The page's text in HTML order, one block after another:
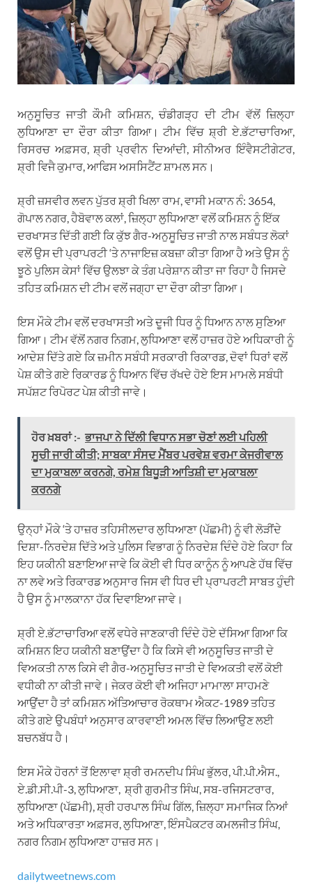
ਅਨੁਸੂਚਿਤ ਜਾਤੀ ਕੌਮੀ ਕਮਿਸ਼ਨ, ਚੰਡੀਗੜ੍ਹ ਦੀ ਟੀਮ ਵੱਲੋਂ ਜ਼ਿਲ੍ਹਾ
ਲੁਧਿਆਣਾ ਦਾ ਦੌਰਾ ਕੀਤਾ ਗਿਆ। ਟੀਮ ਵਿੱਚ ਸ਼੍ਰੀ ਏ.ਭੱਟਾਚਾਰਿਆ,
ਰਿਸਰਚ ਅਫ਼ਸਰ, ਸ਼੍ਰੀ ਪ੍ਰਵੀਨ ਦਿਆਂਦੀ, ਸੀਨੀਅਰ ਇੰਵੈਸਟੀਗੇਟਰ,
ਸ਼੍ਰੀ ਵਿਜੈ ਕੁਮਾਰ, ਆਫਿਸ ਅਸਸਿਟੈਂਟ ਸ਼ਾਮਲ ਸਨ।
ਸ਼੍ਰੀ ਜ਼ਸਵੀਰ ਲਵਨ ਪੁੱਤਰ ਸ਼੍ਰੀ ਖਿਲਾ ਰਾਮ, ਵਾਸੀ ਮਕਾਨ ਨੰ: 3654,
ਗੋਪਾਲ ਨਗਰ, ਹੈਬੋਵਾਲ ਕਲਾਂ, ਜ਼ਿਲ੍ਹਾ ਲੁਧਿਆਣਾ ਵਲੋਂ ਕਮਿਸ਼ਨ ਨੂੰ ਇੱਕ
ਦਰਖਾਸਤ ਦਿੱਤੀ ਗਈ ਕਿ ਕੁੱਝ ਗੈਰ-ਅਨੁਸੂਚਿਤ ਜਾਤੀ ਨਾਲ ਸਬੰਧਤ ਲੋਕਾਂ
ਵਲੋਂ ਉਸ ਦੀ ਪ੍ਰਾਪਰਟੀ ‘ਤੇ ਨਾਜਾਇਜ਼ ਕਬਜ਼ਾ ਕੀਤਾ ਗਿਆ ਹੈ ਅਤੇ ਉਸ ਨੂੰ
ਝੂਠੇ ਪੁਲਿਸ ਕੇਸਾਂ ਵਿੱਚ ਉਲਝਾ ਕੇ ਤੰਗ ਪਰੇਸ਼ਾਨ ਕੀਤਾ ਜਾ ਰਿਹਾ ਹੈ ਜਿਸਦੇ
ਤਹਿਤ ਕਮਿਸ਼ਨ ਦੀ ਟੀਮ ਵਲੋਂ ਜਗ੍ਹਾ ਦਾ ਦੌਰਾ ਕੀਤਾ ਗਿਆ।
ਇਸ ਮੌਕੇ ਟੀਮ ਵਲੋਂ ਦਰਖਾਸਤੀ ਅਤੇ ਦੂਜੀ ਧਿਰ ਨੂੰ ਧਿਆਨ ਨਾਲ ਸੁਣਿਆ
ਗਿਆ। ਟੀਮ ਵੱਲੋਂ ਨਗਰ ਨਿਗਮ, ਲੁਧਿਆਣਾ ਵਲੋਂ ਹਾਜ਼ਰ ਹੋਏ ਅਧਿਕਾਰੀ ਨੂੰ
ਆਦੇਸ਼ ਦਿੱਤੇ ਗਏ ਕਿ ਜ਼ਮੀਨ ਸਬੰਧੀ ਸਰਕਾਰੀ ਰਿਕਾਰਡ, ਦੋਵਾਂ ਧਿਰਾਂ ਵਲੋਂ
ਪੇਸ਼ ਕੀਤੇ ਗਏ ਰਿਕਾਰਡ ਨੂੰ ਧਿਆਨ ਵਿੱਚ ਰੱਖਦੇ ਹੋਏ ਇਸ ਮਾਮਲੇ ਸਬੰਧੀ
ਸਪੱਸ਼ਟ ਰਿਪੋਰਟ ਪੇਸ਼ ਕੀਤੀ ਜਾਵੇ।
ਹੋਰ ਖ਼ਬਰਾਂ :- ਭਾਜਪਾ ਨੇ ਦਿੱਲੀ ਵਿਧਾਨ ਸਭਾ ਚੋਣਾਂ ਲਈ ਪਹਿਲੀ
ਸੂਚੀ ਜਾਰੀ ਕੀਤੀ; ਸਾਬਕਾ ਸੰਸਦ ਮੈਂਬਰ ਪਰਵੇਸ਼ ਵਰਮਾ ਕੇਜਰੀਵਾਲ
ਦਾ ਮੁਕਾਬਲਾ ਕਰਨਗੇ, ਰਮੇਸ਼ ਬਿਧੂੜੀ ਆਤਿਸ਼ੀ ਦਾ ਮੁਕਾਬਲਾ
ਕਰਨਗੇ
ਉਨ੍ਹਾਂ ਮੌਕੇ ‘ਤੇ ਹਾਜ਼ਰ ਤਹਿਸੀਲਦਾਰ ਲੁਧਿਆਣਾ (ਪੱਛਮੀ) ਨੂੰ ਵੀ ਲੋੜੀਂਦੇ
ਦਿਸ਼ਾ-ਨਿਰਦੇਸ਼ ਦਿੱਤੇ ਅਤੇ ਪੁਲਿਸ ਵਿਭਾਗ ਨੂੰ ਨਿਰਦੇਸ਼ ਦਿੰਦੇ ਹੋਏ ਕਿਹਾ ਕਿ
ਇਹ ਯਕੀਨੀ ਬਣਾਇਆ ਜਾਵੇ ਕਿ ਕੋਈ ਵੀ ਧਿਰ ਕਾਨੂੰਨ ਨੂੰ ਆਪਣੇ ਹੱਥ ਵਿੱਚ
ਨਾ ਲਵੇ ਅਤੇ ਰਿਕਾਰਡ ਅਨੁਸਾਰ ਜਿਸ ਵੀ ਧਿਰ ਦੀ ਪ੍ਰਾਪਰਟੀ ਸਾਬਤ ਹੁੰਦੀ
ਹੈ ਉਸ ਨੂੰ ਮਾਲਕਾਨਾ ਹੱਕ ਦਿਵਾਇਆ ਜਾਵੇ।
ਸ਼੍ਰੀ ਏ.ਭੱਟਾਚਾਰਿਆ ਵਲੋਂ ਵਧੇਰੇ ਜਾਣਕਾਰੀ ਦਿੰਦੇ ਹੋਏ ਦੱਸਿਆ ਗਿਆ ਕਿ
ਕਮਿਸ਼ਨ ਇਹ ਯਕੀਨੀ ਬਣਾਉਂਦਾ ਹੈ ਕਿ ਕਿਸੇ ਵੀ ਅਨੁਸੂਚਿਤ ਜਾਤੀ ਦੇ
ਵਿਅਕਤੀ ਨਾਲ ਕਿਸੇ ਵੀ ਗੈਰ-ਅਨੁਸੂਚਿਤ ਜਾਤੀ ਦੇ ਵਿਅਕਤੀ ਵਲੋਂ ਕੋਈ
ਵਧੀਕੀ ਨਾ ਕੀਤੀ ਜਾਵੇ। ਜੇਕਰ ਕੋਈ ਵੀ ਅਜਿਹਾ ਮਾਮਾਲਾ ਸਾਹਮਣੇ
ਆਉਂਦਾ ਹੈ ਤਾਂ ਕਮਿਸ਼ਨ ਅੱਤਿਆਚਾਰ ਰੋਕਥਾਮ ਐਕਟ-1989 ਤਹਿਤ
ਕੀਤੇ ਗਏ ਉਪਬੰਧਾਂ ਅਨੁਸਾਰ ਕਾਰਵਾਈ ਅਮਲ ਵਿੱਚ ਲਿਆਉਣ ਲਈ
ਬਚਨਬੱਧ ਹੈ।
ਇਸ ਮੌਕੇ ਹੋਰਨਾਂ ਤੋਂ ਇਲਾਵਾ ਸ਼੍ਰੀ ਰਮਨਦੀਪ ਸਿੰਘ ਭੁੱਲਰ, ਪੀ.ਪੀ.ਐਸ.,
ਏ.ਡੀ.ਸੀ.ਪੀ-3, ਲੁਧਿਆਣਾ, ਸ਼੍ਰੀ ਗੁਰਮੀਤ ਸਿੰਘ, ਸਬ-ਰਜਿਸਟਰਾਰ,
ਲੁਧਿਆਣਾ (ਪੱਛਮੀ), ਸ਼੍ਰੀ ਹਰਪਾਲ ਸਿੰਘ ਗਿੱਲ, ਜ਼ਿਲ੍ਹਾ ਸਮਾਜਿਕ ਨਿਆਂ
ਅਤੇ ਅਧਿਕਾਰਤਾ ਅਫ਼ਸਰ, ਲੁਧਿਆਣਾ, ਇੰਸਪੈਕਟਰ ਕਮਲਜੀਤ ਸਿੰਘ,
ਨਗਰ ਨਿਗਮ ਲੁਧਿਆਣਾ ਹਾਜ਼ਰ ਸਨ।
dailytweetnews.com